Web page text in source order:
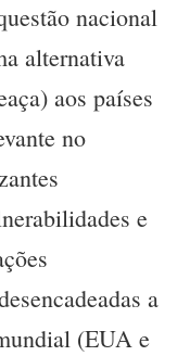
nacional
alternativa
aos países
no
e
a
(EUA e